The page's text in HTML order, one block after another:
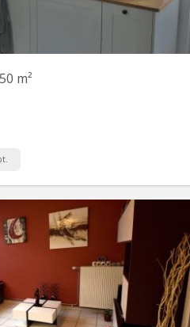
50 m²
KV 1926
calme, non loin de la gare, près
de la faculté d'agronomie vous
bureau dans une chambre avec
Cuisine ouverte donnant
Touts deux moderne et très...